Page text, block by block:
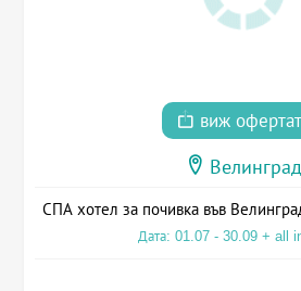
виж
Велинград
СПА хотел за почивка във
Дата: 01.07 - 30.09 + all